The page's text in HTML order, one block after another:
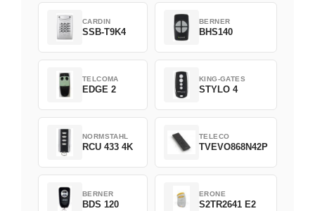
CARDIN
SSB-T9K4
BERNER
BHS140
TELCOMA
EDGE 2
KING-GATES
STYLO 4
NORMSTAHL
RCU 433 4K
TELECO
TVEVO868N42P
BERNER
BDS 120
ERONE
S2TR2641 E2